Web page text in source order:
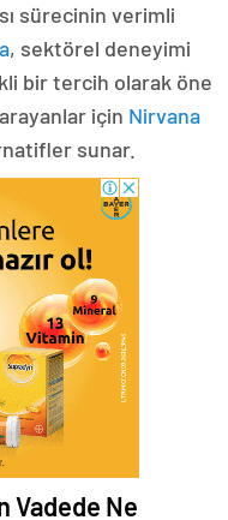
sürecinin verimli
, sektörel deneyimi
bir tercih olarak öne
için Nirvana
sunar.
Vadede Ne